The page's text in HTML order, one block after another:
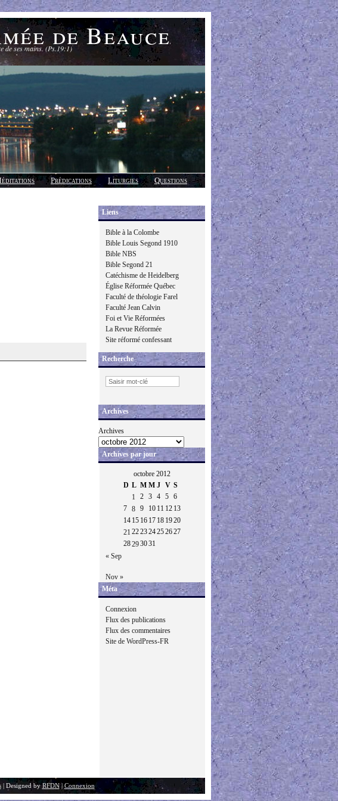
de Beauce
de ses mains. (Ps.19:1)
Prédications Liturgies
Questions
Liens
Bible à la Colombe
Bible Louis Segond 1910
Bible NBS
Bible Segond 21
Catéchisme de Heidelberg
Église Réformée Québec
Faculté de théologie Farel
Faculté Jean Calvin
Foi et Vie Réformées
La Revue Réformée
Site réformé confessant
Recherche
Archives
Archives
Archives par jour
octobre 2012
D L M M J V S
1
2 3 4 5
6
7
8 9 10 11 12 13
14 15 16 17 18 1920
21 222324252627
28293031
« Sep
Nov »
Méta
Connexion
Flux des publications
Flux des commentaires
Site de WordPress-FR
| Designed byRFDN|Connexion